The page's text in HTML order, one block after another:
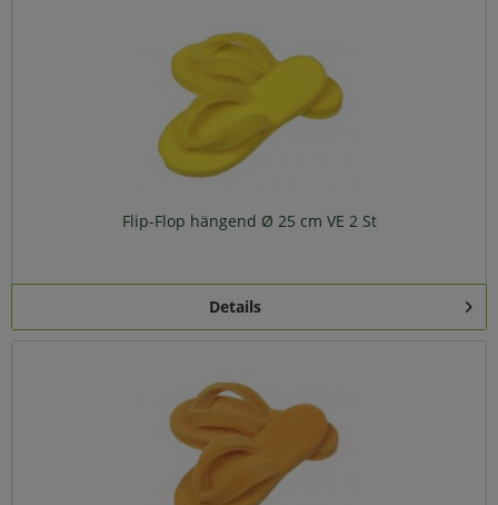
Flip-Flop hängend Ø 25 cm VE 2 St
Details